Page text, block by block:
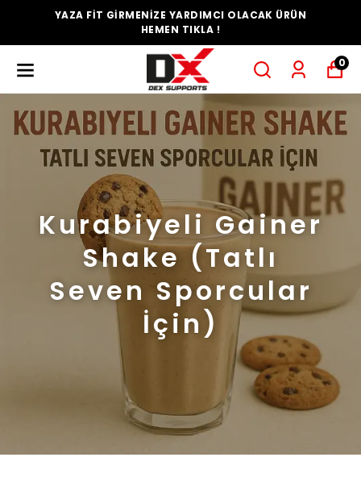
YAZA FİT GİRMENİZE YARDIMCI OLACAK ÜRÜN
HEMEN TIKLA !
0
Kurabiyeli Gainer
Shake (Tatlı
Seven Sporcular
İçin)